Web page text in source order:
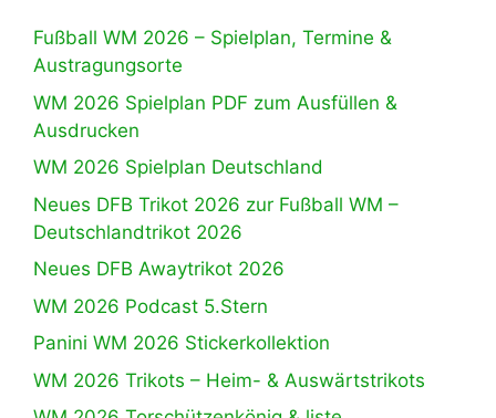
Fußball WM 2026 – Spielplan, Termine &
Austragungsorte
WM 2026 Spielplan PDF zum Ausfüllen &
Ausdrucken
WM 2026 Spielplan Deutschland
Neues DFB Trikot 2026 zur Fußball WM –
Deutschlandtrikot 2026
Neues DFB Awaytrikot 2026
WM 2026 Podcast 5.Stern
Panini WM 2026 Stickerkollektion
WM 2026 Trikots – Heim- & Auswärtstrikots